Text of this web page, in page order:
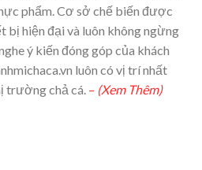
phẩm. Cơ sở chế biến được
bị hiện đại và luôn không ngừng
ý kiến đóng góp của khách
luôn có vị trí nhất
trường chả cá. – (Xem Thêm)